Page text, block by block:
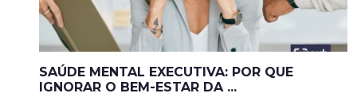
SAÚDE MENTAL EXECUTIVA: POR QUE
IGNORAR O BEM-ESTAR DA ...